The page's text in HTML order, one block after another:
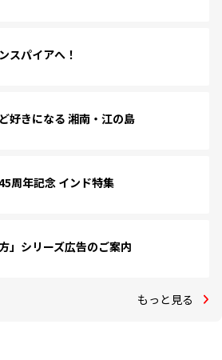
スパイアへ！
好きになる 湘南・江の島
周年記念 インド特集
」シリーズ広告のご案内
もっと見る